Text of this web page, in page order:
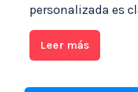
personalizada es
Leer más